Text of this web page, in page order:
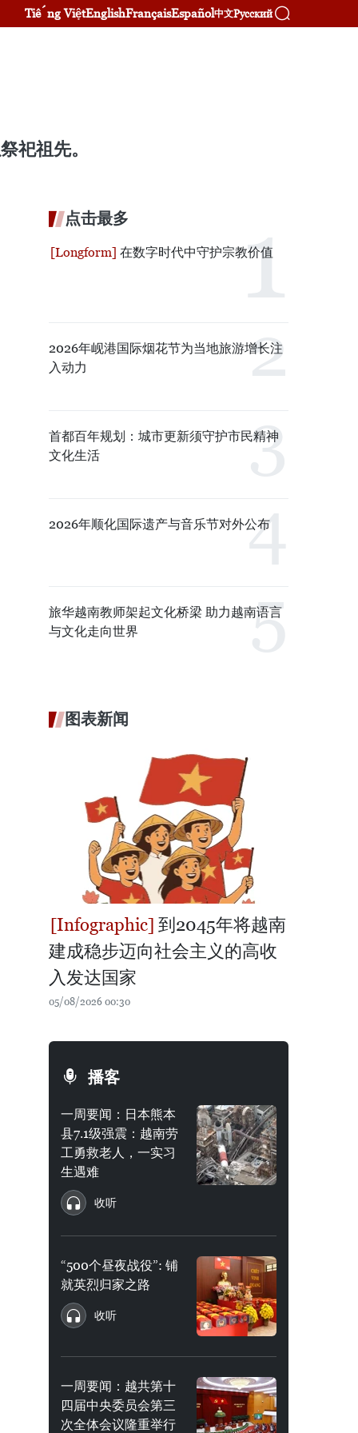
Tiếng ViệtEnglishFrançaisEspañol中文Русский
祀祖先。
点击最多
在数字时代中守护宗教价值
2026年岘港国际烟花节为当地旅游增长注
入动力
首都百年规划：城市更新须守护市民精神
文化生活
2026年顺化国际遗产与音乐节对外公布
旅华越南教师架起文化桥梁 助力越南语言
与文化走向世界
图表新闻
到2045年将越南
建成稳步迈向社会主义的高收
入发达国家
05/08/2026 00:30
播客
一周要闻：日本熊本
县7.1级强震：越南劳
工勇救老人，一实习
生遇难
收听
“500个昼夜战役”: 铺
就英烈归家之路
收听
一周要闻：越共第十
四届中央委员会第三
次全体会议隆重举行